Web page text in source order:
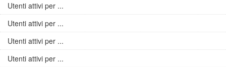
Utenti attivi per ...
Utenti attivi per ...
Utenti attivi per ...
Utenti attivi per ...